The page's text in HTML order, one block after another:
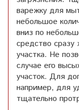
варежку для
небольшое
вниз по
средство
участка. Не
случае его
участок. Для
например, для
тщательно